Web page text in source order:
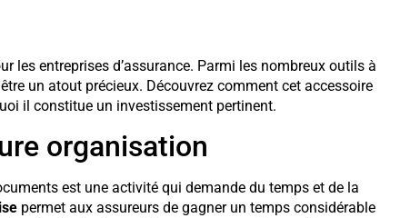
les entreprises d’assurance. Parmi les nombreux outils à
un atout précieux. Découvrez comment cet accessoire
il constitue un investissement pertinent.
organisation
est une activité qui demande du temps et de la
permet aux assureurs de gagner un temps considérable